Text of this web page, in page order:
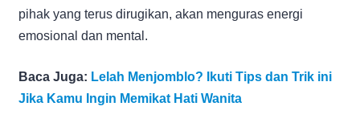
pihak yang terus dirugikan, akan menguras energi
emosional dan mental.
Baca Juga: Lelah Menjomblo? Ikuti Tips dan Trik ini
Jika Kamu Ingin Memikat Hati Wanita